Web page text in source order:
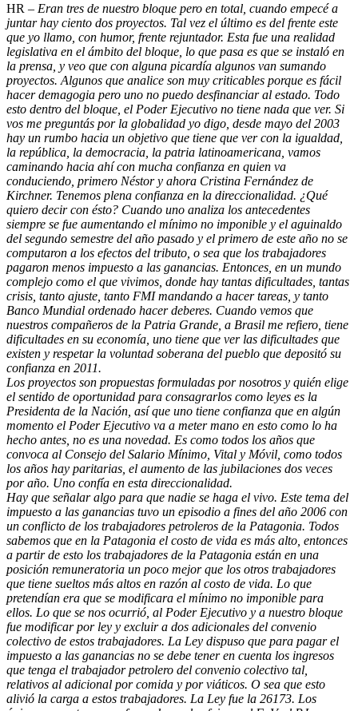
HR – Eran tres de nuestro bloque pero en total, cuando empecé a
juntar hay ciento dos proyectos. Tal vez el último es del frente este
que yo llamo, con humor, frente rejuntador. Esta fue una realidad
legislativa en el ámbito del bloque, lo que pasa es que se instaló en
la prensa, y veo que con alguna picardía algunos van sumando
proyectos. Algunos que analice son muy criticables porque es fácil
hacer demagogia pero uno no puedo desfinanciar al estado. Todo
esto dentro del bloque, el Poder Ejecutivo no tiene nada que ver. Si
vos me preguntás por la globalidad yo digo, desde mayo del 2003
hay un rumbo hacia un objetivo que tiene que ver con la igualdad,
la república, la democracia, la patria latinoamericana, vamos
caminando hacia ahí con mucha confianza en quien va
conduciendo, primero Néstor y ahora Cristina Fernández de
Kirchner. Tenemos plena confianza en la direccionalidad. ¿Qué
quiero decir con ésto? Cuando uno analiza los antecedentes
siempre se fue aumentando el mínimo no imponible y el aguinaldo
del segundo semestre del año pasado y el primero de este año no se
computaron a los efectos del tributo, o sea que los trabajadores
pagaron menos impuesto a las ganancias. Entonces, en un mundo
complejo como el que vivimos, donde hay tantas dificultades, tantas
crisis, tanto ajuste, tanto FMI mandando a hacer tareas, y tanto
Banco Mundial ordenado hacer deberes. Cuando vemos que
nuestros compañeros de la Patria Grande, a Brasil me refiero, tiene
dificultades en su economía, uno tiene que ver las dificultades que
existen y respetar la voluntad soberana del pueblo que depositó su
confianza en 2011.
Los proyectos son propuestas formuladas por nosotros y quién elige
el sentido de oportunidad para consagrarlos como leyes es la
Presidenta de la Nación, así que uno tiene confianza que en algún
momento el Poder Ejecutivo va a meter mano en esto como lo ha
hecho antes, no es una novedad. Es como todos los años que
convoca al Consejo del Salario Mínimo, Vital y Móvil, como todos
los años hay paritarias, el aumento de las jubilaciones dos veces
por año. Uno confía en esta direccionalidad.
Hay que señalar algo para que nadie se haga el vivo. Este tema del
impuesto a las ganancias tuvo un episodio a fines del año 2006 con
un conflicto de los trabajadores petroleros de la Patagonia. Todos
sabemos que en la Patagonia el costo de vida es más alto, entonces
a partir de esto los trabajadores de la Patagonia están en una
posición remuneratoria un poco mejor que los otros trabajadores
que tiene sueltos más altos en razón al costo de vida. Lo que
pretendían era que se modificara el mínimo no imponible para
ellos. Lo que se nos ocurrió, al Poder Ejecutivo y a nuestro bloque
fue modificar por ley y excluir a dos adicionales del convenio
colectivo de estos trabajadores. La Ley dispuso que para pagar el
impuesto a las ganancias no se debe tener en cuenta los ingresos
que tenga el trabajador petrolero del convenio colectivo tal,
relativos al adicional por comida y por viáticos. O sea que esto
alivió la carga a estos trabajadores. La Ley fue la 26173. Los